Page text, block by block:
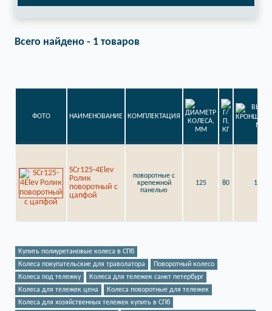
Всего найдено - 1 товаров
ФОТО НАИМЕНОВАНИЕ КОМПЛЕКТАЦИЯ
SCr125-4Elev
Ролик
поворотный с
цапфой
поворотные с
крепежной
панелью
125 80 154,5
Купить полиуретановые колеса в СПб
Колеса покупательские для траволатора
Поворотный колесо
Колеса под тележку
Колеса для тележек санкт петербург
Колеса для тележек цена
Колеса поворотные для тележек
Колеса для хозяйственных тележек купить в СПб